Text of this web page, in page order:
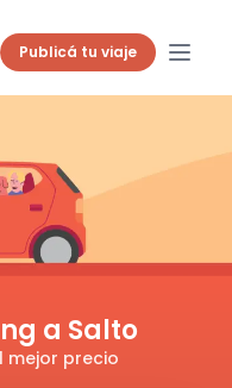
Publicá tu viaje
a Salto
mejor precio